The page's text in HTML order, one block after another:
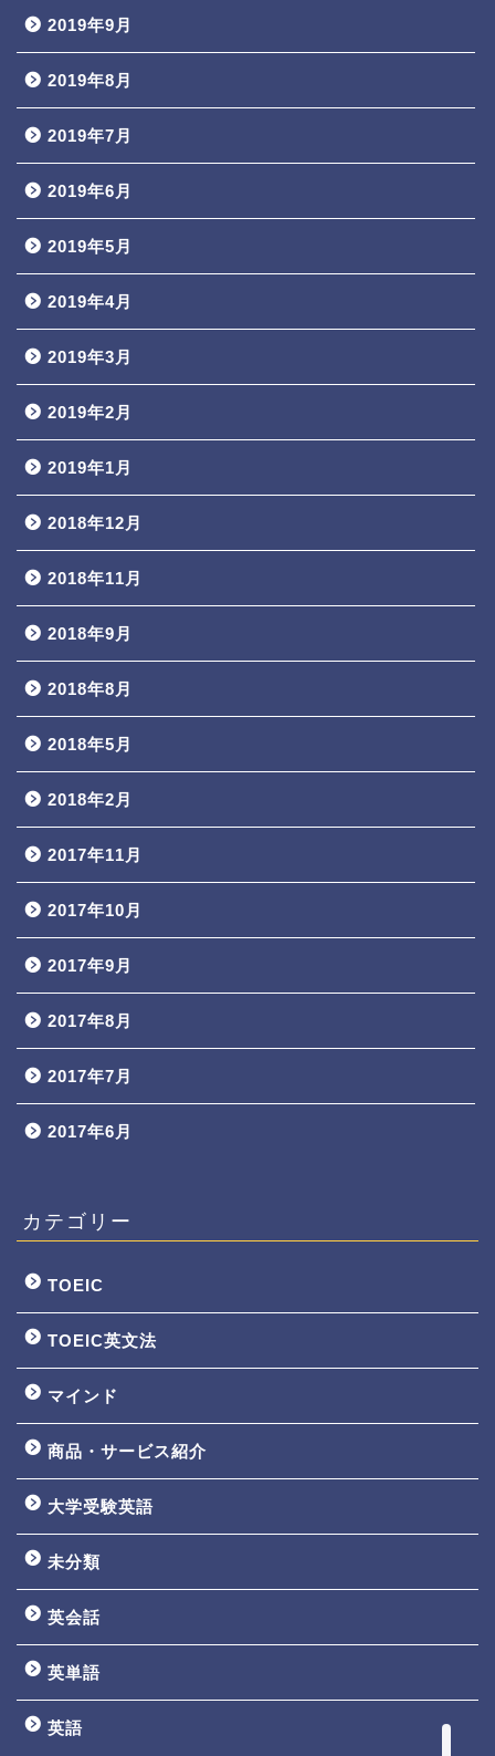
2019年9月
2019年8月
2019年7月
2019年6月
2019年5月
2019年4月
2019年3月
2019年2月
2019年1月
2018年12月
2018年11月
2018年9月
2018年8月
2018年5月
2018年2月
2017年11月
2017年10月
2017年9月
2017年8月
2017年7月
2017年6月
カテゴリー
TOEIC
TOEIC英文法
マインド
商品・サービス紹介
大学受験英語
未分類
英会話
英単語
英語
TOEIC3ヵ月で800点講座